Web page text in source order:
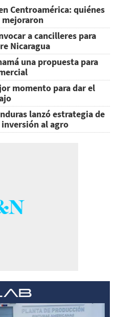
Centroamérica: quiénes
mejoraron
a cancilleres para
Nicaragua
una propuesta para
momento para dar el
lanzó estrategia de
al agro